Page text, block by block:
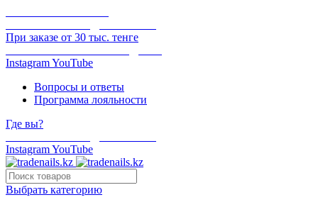
При заказе от 30 тыс. тенге
InstagramYouTube
Вопросы и ответы
Программа лояльности
Где вы?
InstagramYouTube
Выбрать категорию